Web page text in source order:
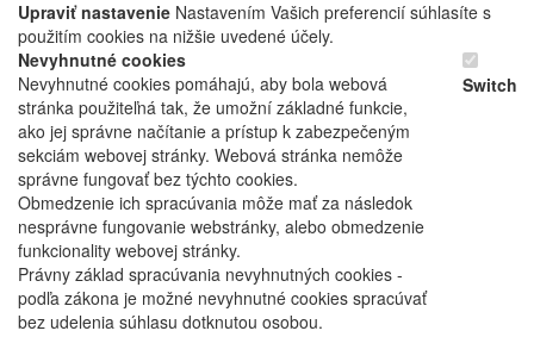
Upraviť nastavenie Nastavením Vašich preferencií súhlasíte s
použitím cookies na nižšie uvedené účely.
Nevyhnutné cookies
Nevyhnutné cookies pomáhajú, aby bola webová
stránka použiteľná tak, že umožní základné funkcie,
ako jej správne načítanie a prístup k zabezpečeným
sekciám webovej stránky. Webová stránka nemôže
správne fungovať bez týchto cookies.
Obmedzenie ich spracúvania môže mať za následok
nesprávne fungovanie webstránky, alebo obmedzenie
funkcionality webovej stránky.
Právny základ spracúvania nevyhnutných cookies -
podľa zákona je možné nevyhnutné cookies spracúvať
bez udelenia súhlasu dotknutou osobou.
Switch